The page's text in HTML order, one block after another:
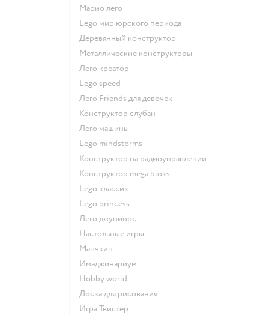
Марио лего
Lego мир юрского периода
Деревянный конструктор
Металлические конструкторы
Лего креатор
Lego speed
Лего Friends для девочек
Конструктор слубан
Лего машины
Lego mindstorms
Конструктор на радиоуправлении
Конструктор mega bloks
Lego классик
Lego princess
Лего джуниорс
Настольные игры
Манчкин
Имаджинариум
Hobby world
Доска для рисования
Игра Твистер